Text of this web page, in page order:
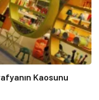
Kaosunu